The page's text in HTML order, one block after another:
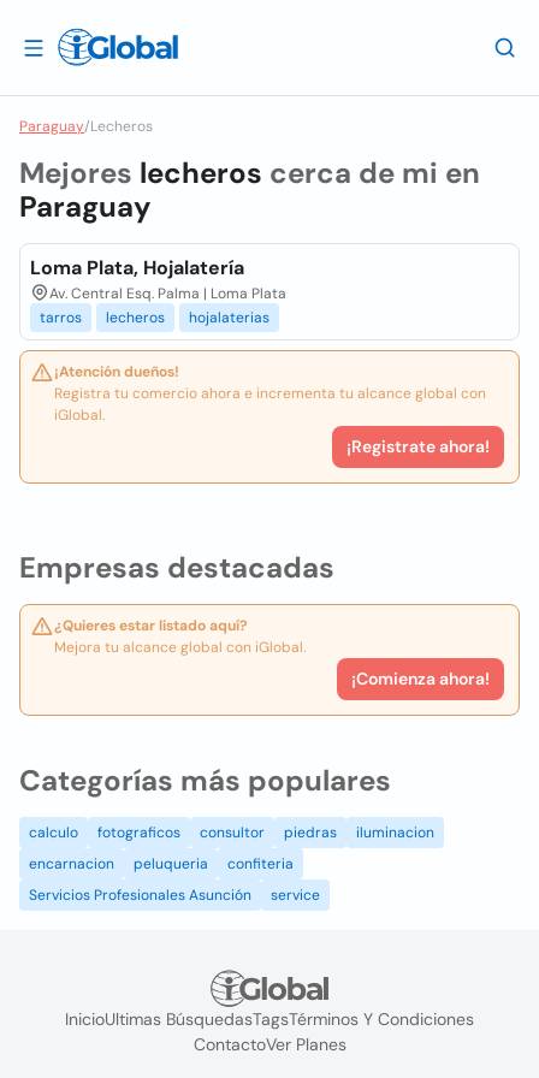
Paraguay/Lecheros
Empresas destacadas
¿Quieres estar listado aquí?
Mejora tu alcance global con iGlobal.
¡Comienza ahora!
Mejores lecheros cerca de mi en
Paraguay
Loma Plata, Hojalatería
Av. Central Esq. Palma | Loma Plata
tarros
lecheros hojalaterias
¡Atención dueños!
Registra tu comercio ahora e incrementa tu alcance global con
iGlobal.
¡Registrate ahora!
Categorías más populares
calculo fotograficos consultor piedras
iluminacion
encarnacion
peluqueria
confiteria
Servicios Profesionales Asunción
service
InicioUltimas BúsquedasTagsTérminos Y Condiciones
ContactoVer Planes